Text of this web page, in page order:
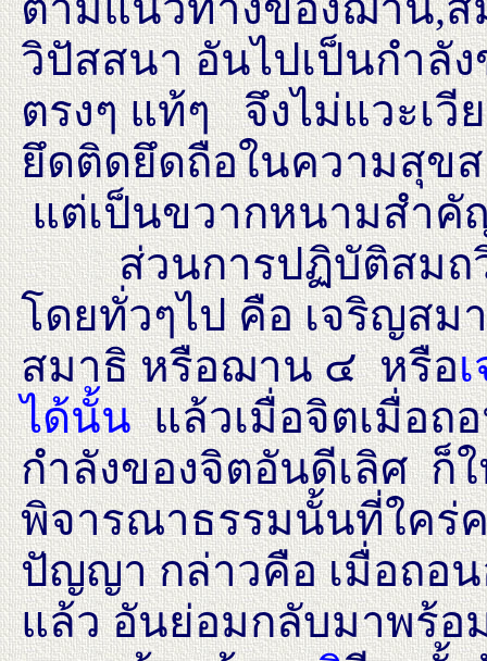
วิปัสสนา อันไปเป็นกำลั
ตรงๆ แท้ๆ จึงไม่แวะเ
ยึดติดยึดถือในความสุข
แต่เป็นขวากหนามสำคั
ส่วนการปฏิบัติสมถวิ
โดยทั่วๆไป คือ เจริญส
สมาธิ หรือฌาน ๔ หรือ
ได้นั้นแล้วเมื่อจิตเมื่อถ
กำลังของจิตอันดีเลิศ ก็
พิจารณาธรรมนั้นที่ใคร่
ปัญญา กล่าวคือ เมื่อถอ
แล้ว อันย่อมกลับมาพร้อ